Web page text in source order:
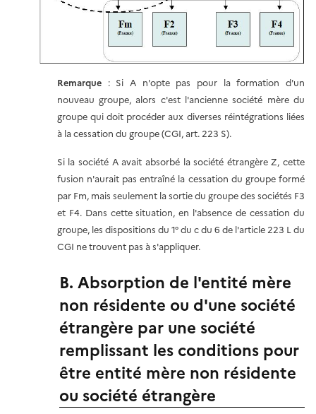
Remarque : Si A n'opte pas pour la formation d'un
nouveau groupe, alors c'est l'ancienne société mère du
groupe qui doit procéder aux diverses réintégrations liées
à la cessation du groupe (CGI, art. 223 S).
Si la société A avait absorbé la société étrangère Z, cette
fusion n'aurait pas entraîné la cessation du groupe formé
par Fm, mais seulement la sortie du groupe des sociétés F3
et F4. Dans cette situation, en l'absence de cessation du
groupe, les dispositions du 1° du c du 6 de l'article 223 L du
CGI ne trouvent pas à s'appliquer.
B. Absorption de l'entité mère
non résidente ou d'une société
étrangère par une société
remplissant les conditions pour
être entité mère non résidente
ou société étrangère